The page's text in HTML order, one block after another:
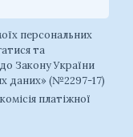
персональних
та
Закону України
даних» (№2297-17)
платіжної